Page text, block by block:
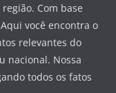
Com base
você encontra o
relevantes do
nacional. Nossa
todos os fatos